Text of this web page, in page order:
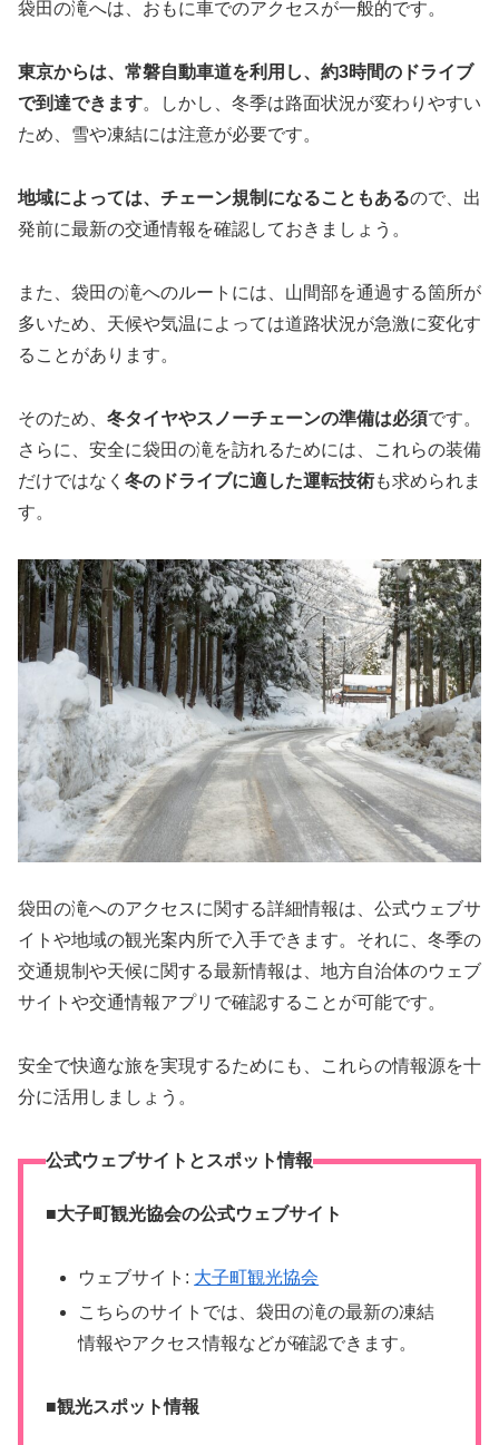
袋田の滝へは、おもに車でのアクセスが一般的です。
東京からは、常磐自動車道を利用し、約3時間のドライブ
で到達できます。しかし、冬季は路面状況が変わりやすい
ため、雪や凍結には注意が必要です。
地域によっては、チェーン規制になることもあるので、出
発前に最新の交通情報を確認しておきましょう。
また、袋田の滝へのルートには、山間部を通過する箇所が
多いため、天候や気温によっては道路状況が急激に変化す
ることがあります。
そのため、 冬タイヤやスノーチェーンの準備は必須です。
さらに、安全に袋田の滝を訪れるためには、これらの装備
だけではなく 冬のドライブに適した運転技術も求められま
す。
袋田の滝へのアクセスに関する詳細情報は、公式ウェブサ
イトや地域の観光案内所で入手できます。それに、冬季の
交通規制や天候に関する最新情報は、地方自治体のウェブ
サイトや交通情報アプリで確認することが可能です。
安全で快適な旅を実現するためにも、これらの情報源を十
分に活用しましょう。
公式ウェブサイトとスポット情報
■大子町観光協会の公式ウェブサイト
ウェブサイト: 大子町観光協会
こちらのサイトでは、袋田の滝の最新の凍結
情報やアクセス情報などが確認できます​​。
■観光スポット情報